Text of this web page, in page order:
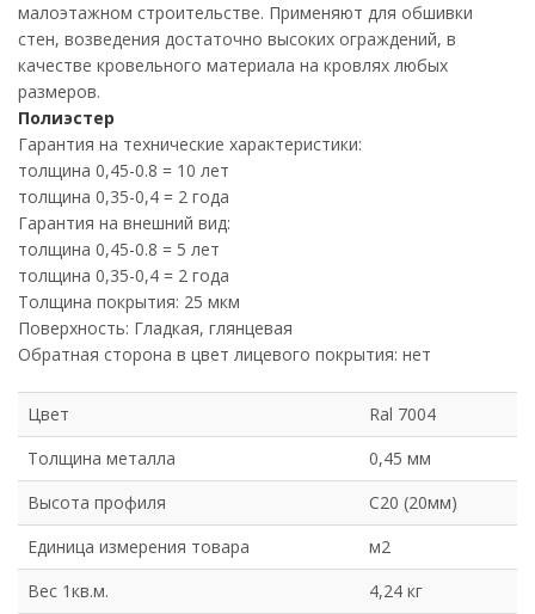
Cherry Wood
малоэтажном строительстве. Применяют для обшивки
стен, возведения достаточно высоких ограждений, в
качестве кровельного материала на кровлях любых
размеров.
Полиэстер
Гарантия на технические характеристики:
толщина 0,45-0.8 = 10 лет
толщина 0,35-0,4 = 2 года
Гарантия на внешний вид:
толщина 0,45-0.8 = 5 лет
толщина 0,35-0,4 = 2 года
Толщина покрытия: 25 мкм
Поверхность: Гладкая, глянцевая
Обратная сторона в цвет лицевого покрытия: нет
Цвет
Ral 7004
Толщина металла
0,45 мм
Высота профиля
С20 (20мм)
Единица измерения товара
м2
Вес 1кв.м.
4,24 кг